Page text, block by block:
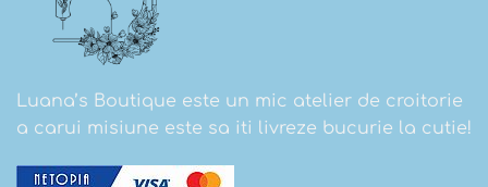
Luana’s Boutique este un mic atelier de croitorie
a carui misiune este sa iti livreze bucurie la cutie!